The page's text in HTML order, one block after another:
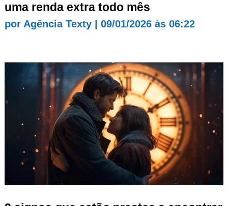
uma renda extra todo mês
por Agência Texty| 09/01/2026 às 06:22